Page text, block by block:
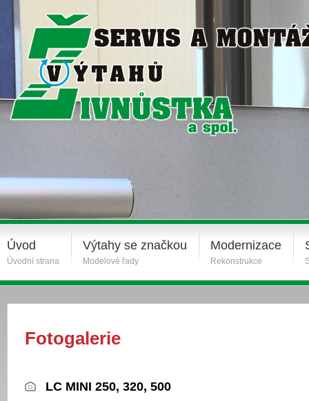
Úvod
Úvodní strana
Výtahy se značkou
Modelové řady
Modernizace
Rekonstrukce
Fotogalerie
LC MINI 250, 320, 500